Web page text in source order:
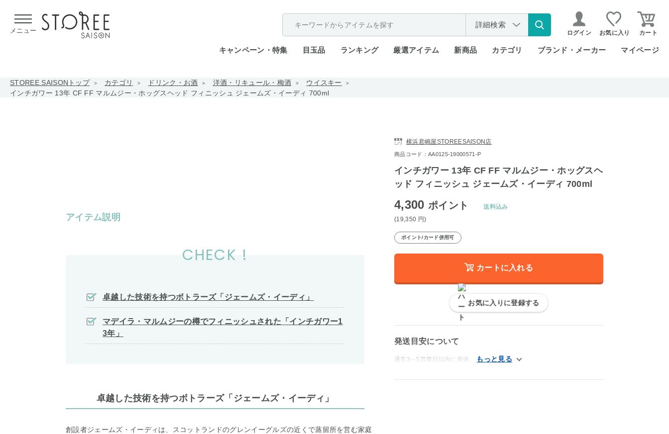
メニュー
詳細検索
ログイン お気に入り カート
キャンペーン・特集 目玉品 ランキング 厳選アイテム 新商品 カテゴリ ブランド・メーカー マイページ
STOREE SAISONトップ カテゴリ ドリンク・お酒 洋酒・リキュール・梅酒
ウイスキー
インチガワー 13年 CF FF マルムジー・ホッグスヘッド フィニッシュ ジェームズ・イーディ 700ml
アイテム説明
CHECK !
卓越した技術を持つボトラーズ「ジェームズ・イーディ」
マデイラ・マルムジーの樽でフィニッシュされた「インチガワー1
3年」
卓越した技術を持つボトラーズ「ジェームズ・イーディ」
創設者ジェームズ・イーディは、スコットランドのグレンイーグルズの近くで蒸留所を営む家庭
横浜君嶋屋STOREESAISON店
商品コード：AA0125-19000571-P
インチガワー 13年 CF FF マルムジー・ホッグスヘ
ッド フィニッシュ ジェームズ・イーディ 700ml
4,300 ポイント
(19,350 円)
送料込み
ポイント/カード併用可
カートに入れる
お気に入りに登録する
発送目安について
通常3～5営業日以内に発送